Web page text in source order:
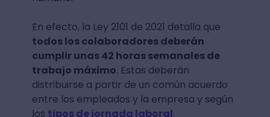
En efecto, la Ley 2101 de 2021 detalla que
todos los colaboradores deberán
cumplir unas 42 horas semanales de
trabajo máximo. Estas deberán
distribuirse a partir de un común acuerdo
entre los empleados y la empresa y según
los tipos de jornada laboral.